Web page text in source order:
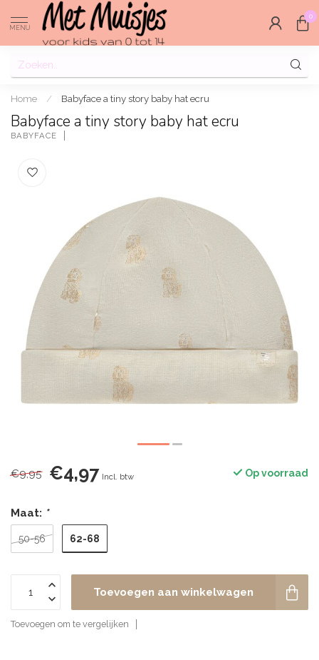
MENU
0
Home / Babyface a tiny story baby hat ecru
Babyface a tiny story baby hat ecru
BABYFACE
€9,95 €4,97 Incl. btw Op voorraad
Maat: *
50-56 62-68
Toevoegen aan winkelwagen
Toevoegen om te vergelijken